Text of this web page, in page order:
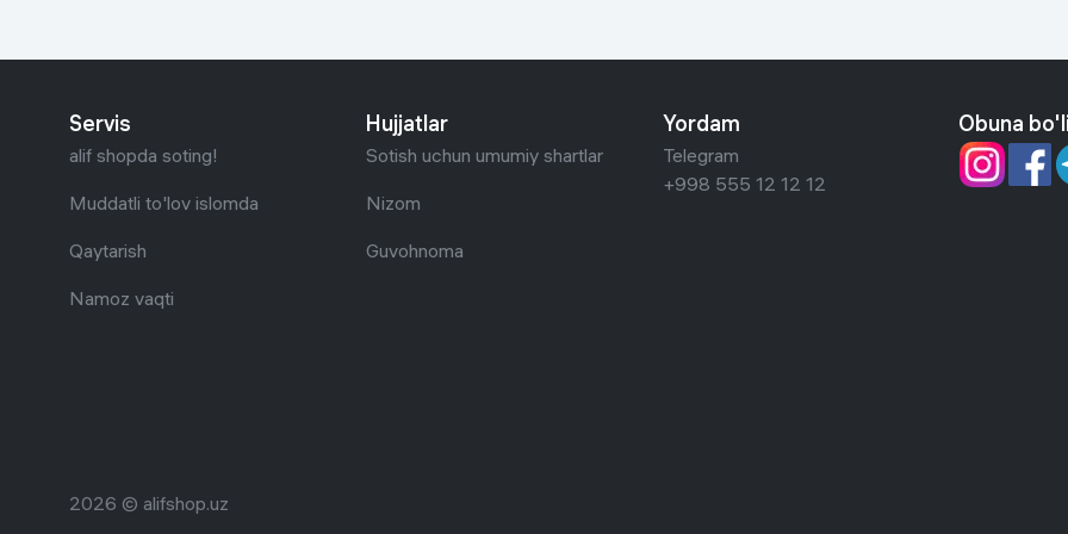
Servis
alif shopda soting!
Muddatli to'lov islomda
Qaytarish
Namoz vaqti
Hujjatlar
Sotish uchun umumiy shartlar
Nizom
Guvohnoma
Yordam
Telegram
+998 555 12 12 12
Obuna
2026 © alifshop.uz